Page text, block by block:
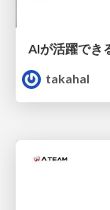
AIが活躍でき
takahal